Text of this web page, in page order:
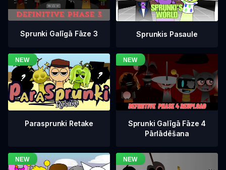
Sprunki Galīgā Fāze 3 Sprunkis Pasaule
Parasprunki Retake
Sprunki Galīgā Fāze 4
Pārlādēšana